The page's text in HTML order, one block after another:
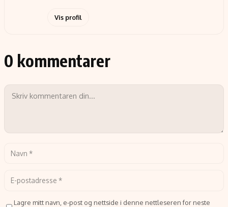
Vis profil
0 kommentarer
Lagre mitt navn, e-post og nettside i denne nettleseren for neste